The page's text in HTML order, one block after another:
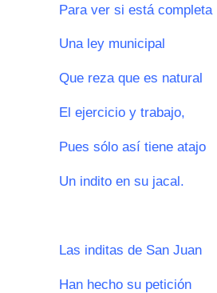
Para ver si está completa
Una ley municipal
Que reza que es natural
El ejercicio y trabajo,
Pues sólo así tiene atajo
Un indito en su jacal.
Las inditas de San Juan
Han hecho su petición